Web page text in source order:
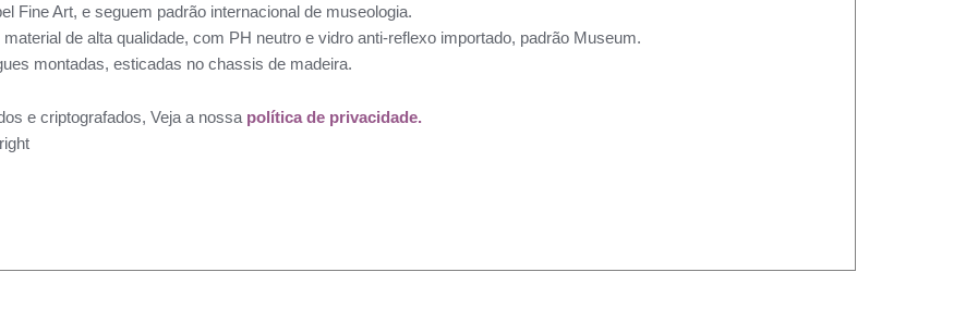
Fine Art, e seguem padrão internacional de museologia.
de alta qualidade, com PH neutro e vidro anti-reflexo importado, padrão Museum.
montadas, esticadas no chassis de madeira.
e criptografados, Veja a nossa política de privacidade.